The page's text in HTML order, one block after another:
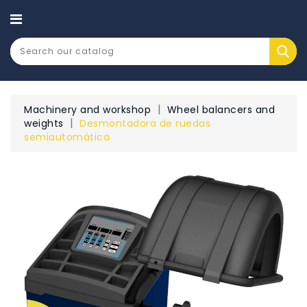
CATEGORY
Machinery and workshop
Wheel balancers and
weights
Desmontadora de ruedas
semiautomática